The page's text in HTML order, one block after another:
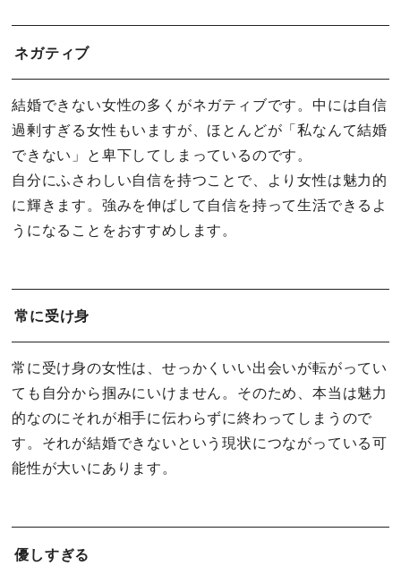
ネガティブ
結婚できない女性の多くがネガティブです。中には自信
過剰すぎる女性もいますが、ほとんどが「私なんて結婚
できない」と卑下してしまっているのです。
自分にふさわしい自信を持つことで、より女性は魅力的
に輝きます。強みを伸ばして自信を持って生活できるよ
うになることをおすすめします。
常に受け身
常に受け身の女性は、せっかくいい出会いが転がってい
ても自分から掴みにいけません。そのため、本当は魅力
的なのにそれが相手に伝わらずに終わってしまうので
す。それが結婚できないという現状につながっている可
能性が大いにあります。
優しすぎる